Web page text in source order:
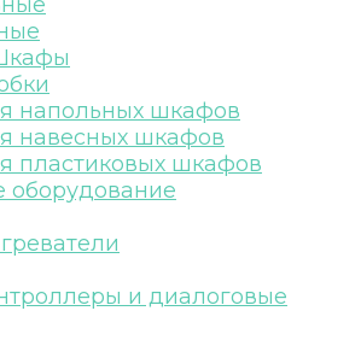
напольных шкафов
навесных шкафов
пластиковых шкафов
оборудование
и диалоговые